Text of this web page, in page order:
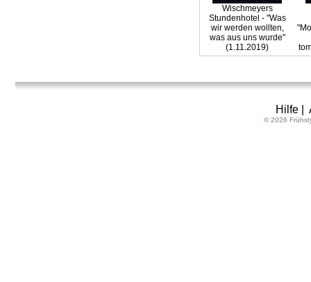
Wischmeyers
Stundenhotel - "Was
wir werden wollten,
was aus uns wurde"
(1.11.2019)
Hilfe|
© 2026